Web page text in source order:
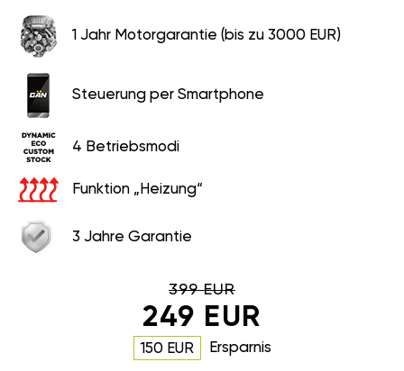
1 Jahr Motorgarantie (bis zu 3000 EUR)
Steuerung per Smartphone
4 Betriebsmodi
Funktion „Heizung“
3 Jahre Garantie
399 EUR
249 EUR
150 EUR Ersparnis